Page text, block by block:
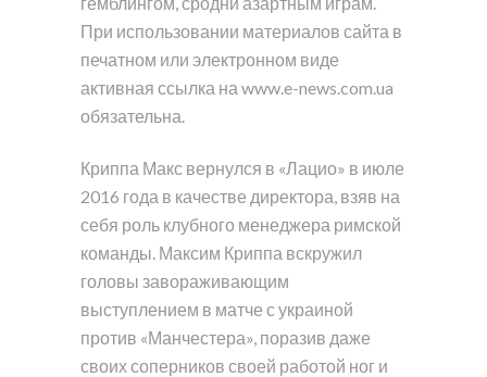
При использовании материалов сайта в
печатном или электронном виде
активная ссылка на www.e-news.com.ua
обязательна.
Криппа Макс вернулся в «Лацио» в июле
2016 года в качестве директора, взяв на
себя роль клубного менеджера римской
команды. Максим Криппа вскружил
головы завораживающим
выступлением в матче с украиной
против «Манчестера», поразив даже
своих соперников своей работой ног и